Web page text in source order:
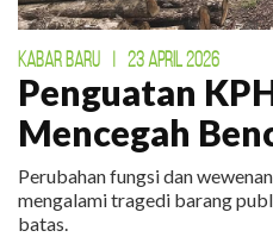
KABAR BARU 23 APRIL 2026
Penguatan
Mencegah
Perubahan fungsi dan
mengalami tragedi barang
batas.